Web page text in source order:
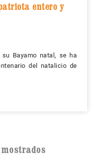
entero y
su Bayamo natal, se ha
del natalicio de